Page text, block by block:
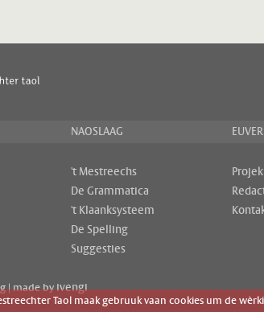
NAOSLAAG
't Mestreechs
De Grammatica
't Klaanksysteem
De Spelling
Suggesties
Projek
| made byivengi
Taol maak gebruuk vaan cookies um de